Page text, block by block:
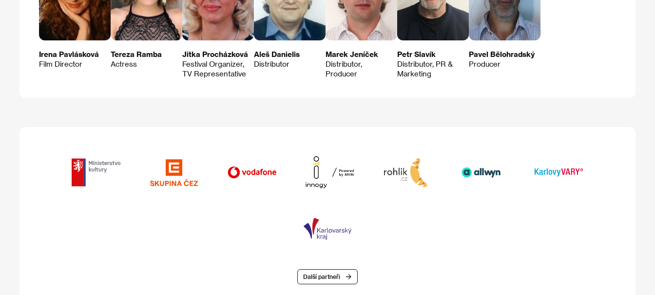
Irena Pavlásková
Film Director
Tereza Ramba
Actress
Jitka Procházková
Festival Organizer,
TV Representative
Aleš Danielis
Distributor
Marek Jeníček
Distributor,
Producer
Petr Slavík
Distributor, PR &
Marketing
Pavel Bělohradský
Producer
Další partneři